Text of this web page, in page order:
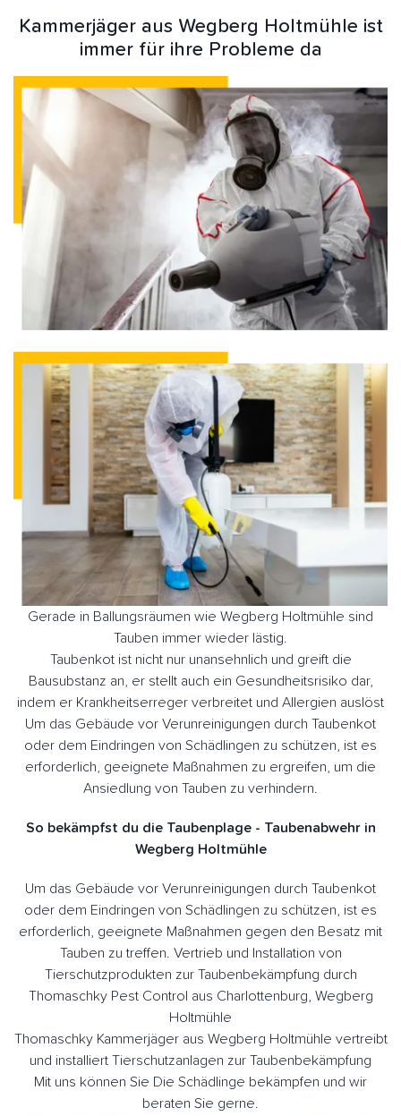
Kammerjäger aus Wegberg Holtmühle ist
immer für ihre Probleme da
Gerade in Ballungsräumen wie Wegberg Holtmühle sind
Tauben immer wieder lästig.
Taubenkot ist nicht nur unansehnlich und greift die
Bausubstanz an, er stellt auch ein Gesundheitsrisiko dar,
indem er Krankheitserreger verbreitet und Allergien auslöst
Um das Gebäude vor Verunreinigungen durch Taubenkot
oder dem Eindringen von Schädlingen zu schützen, ist es
erforderlich, geeignete Maßnahmen zu ergreifen, um die
Ansiedlung von Tauben zu verhindern.
So bekämpfst du die Taubenplage - Taubenabwehr in
Wegberg Holtmühle
Um das Gebäude vor Verunreinigungen durch Taubenkot
oder dem Eindringen von Schädlingen zu schützen, ist es
erforderlich, geeignete Maßnahmen gegen den Besatz mit
Tauben zu treffen. Vertrieb und Installation von
Tierschutzprodukten zur Taubenbekämpfung durch
Thomaschky Pest Control aus Charlottenburg, Wegberg
Holtmühle
Thomaschky Kammerjäger aus Wegberg Holtmühle vertreibt
und installiert Tierschutzanlagen zur Taubenbekämpfung
Mit uns können Sie Die Schädlinge bekämpfen und wir
beraten Sie gerne.